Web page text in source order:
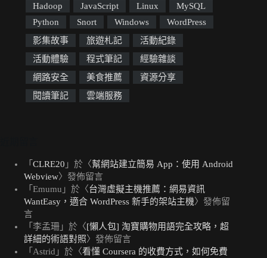
Hadoop
JavaScript Linux
MySQL
Python
Snort Windows
WordPress
影集故事
旅遊札記
活動紀錄
活動體驗
程式筆記
經驗雜談
網路安全
美食推薦
資源分享
閱讀筆記
雲端服務
「 CLRE20 」於〈幫網站建立簡易 App：使用 Android
Webview〉發佈留言
「 Emumu 」於〈台灣虛擬主機推薦：網易資訊
WantEasy，適合 WordPress 新手的架站主機〉發佈留
言
「 李孟珊 」於〈[懶人包] 淘寶購物用語完全攻略，超
詳細的術語對照〉發佈留言
「 Astrid 」於〈看懂 Coursera 的收費方式，如何免費